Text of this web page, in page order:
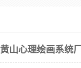
黄山心理绘画系统